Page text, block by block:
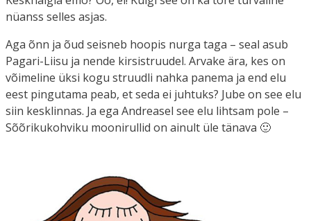
nüanss selles asjas.
Aga õnn ja õud seisneb hoopis nurga taga – seal asub
Pagari-Liisu ja nende kirsistruudel. Arvake ära, kes on
võimeline üksi kogu struudli nahka panema ja end elu
eest pingutama peab, et seda ei juhtuks? Jube on see elu
siin kesklinnas. Ja ega Andreasel see elu lihtsam pole –
Sõõrikukohviku moonirullid on ainult üle tänava 🙂